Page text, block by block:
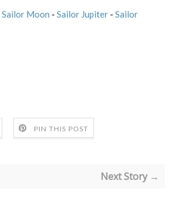
Sailor Moon - Sailor Jupiter - Sailor
PIN THIS POST
Next Story →